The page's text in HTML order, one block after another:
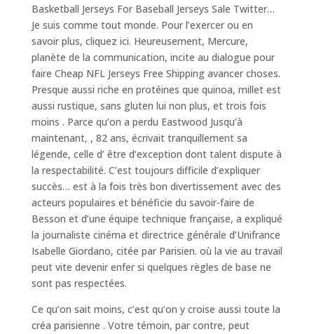
Basketball Jerseys For Baseball Jerseys Sale Twitter…
Je suis comme tout monde. Pour l’exercer ou en
savoir plus, cliquez ici. Heureusement, Mercure,
planète de la communication, incite au dialogue pour
faire Cheap NFL Jerseys Free Shipping avancer choses.
Presque aussi riche en protéines que quinoa, millet est
aussi rustique, sans gluten lui non plus, et trois fois
moins . Parce qu’on a perdu Eastwood Jusqu’à
maintenant, , 82 ans, écrivait tranquillement sa
légende, celle d’ être d’exception dont talent dispute à
la respectabilité. C’est toujours diffi­cile d’ex­pliquer
succès… est à la fois très bon diver­tis­se­ment avec des
acteurs popu­laires et béné­fi­cie du savoir-faire de
Besson et d’une équipe tech­nique française, a expliqué
la journaliste cinéma et directrice générale d’Unifrance
Isabelle Giordano, citée par Parisien. où la vie au travail
peut vite devenir enfer si quelques règles de base ne
sont pas respectées.
Ce qu’on sait moins, c’est qu’on y croise aussi toute la
créa parisienne . Votre témoin, par contre, peut